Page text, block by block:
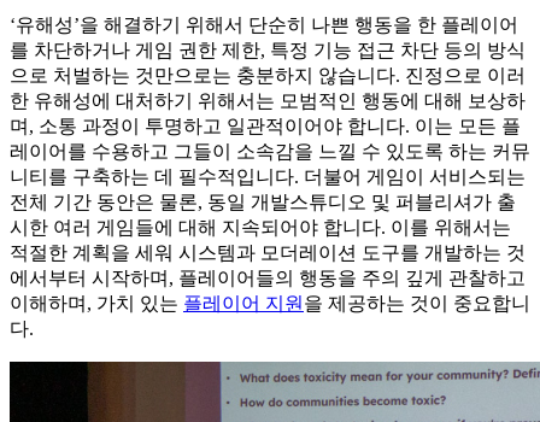
‘유해성’을 해결하기 위해서 단순히 나쁜 행동을 한 플레이어
를 차단하거나 게임 권한 제한, 특정 기능 접근 차단 등의 방식
으로 처벌하는 것만으로는 충분하지 않습니다. 진정으로 이러
한 유해성에 대처하기 위해서는 모범적인 행동에 대해 보상하
며, 소통 과정이 투명하고 일관적이어야 합니다. 이는 모든 플
레이어를 수용하고 그들이 소속감을 느낄 수 있도록 하는 커뮤
니티를 구축하는 데 필수적입니다. 더불어 게임이 서비스되는
전체 기간 동안은 물론, 동일 개발스튜디오 및 퍼블리셔가 출
시한 여러 게임들에 대해 지속되어야 합니다. 이를 위해서는
적절한 계획을 세워 시스템과 모더레이션 도구를 개발하는 것
에서부터 시작하며, 플레이어들의 행동을 주의 깊게 관찰하고
이해하며, 가치 있는 플레이어 지원 을 제공하는 것이 중요합니
다.